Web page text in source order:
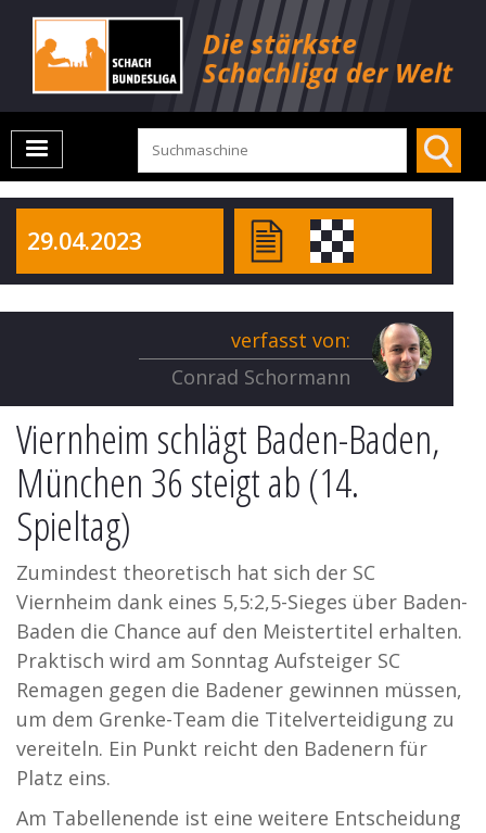
29.04.2023
verfasst von:
Conrad Schormann
Viernheim schlägt Baden-Baden,
München 36 steigt ab (14.
Spieltag)
Zumindest theoretisch hat sich der SC
Viernheim dank eines 5,5:2,5-Sieges über Baden-
Baden die Chance auf den Meistertitel erhalten.
Praktisch wird am Sonntag Aufsteiger SC
Remagen gegen die Badener gewinnen müssen,
um dem Grenke-Team die Titelverteidigung zu
vereiteln. Ein Punkt reicht den Badenern für
Platz eins.
Am Tabellenende ist eine weitere Entscheidung